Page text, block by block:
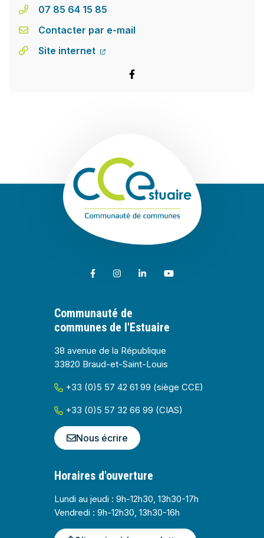
07 85 64 15 85
Contacter par e-mail
Site internet
Facebook
Lien vers le compte Facebook
Lien vers le compte Instagram
Lien vers le compte Linkedin
Lien vers la chaîne
Communauté de
communes de l'Estuaire
38 avenue de la République
33820 Braud-et-Saint-Louis
+33 (0)5 57 42 61 99 (siège CCE)
+33 (0)5 57 32 66 99 (CIAS)
Nous écrire
Horaires d'ouverture
Lundi au jeudi : 9h-12h30, 13h30-17h
Vendredi : 9h-12h30, 13h30-16h